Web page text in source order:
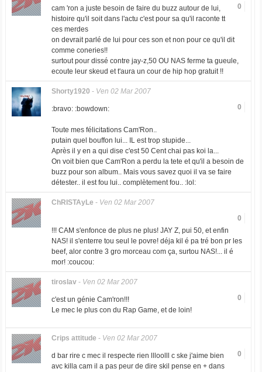
0
cam 'ron a juste besoin de faire du buzz autour de lui,
histoire qu'il soit dans l'actu c'est pour sa qu'il raconte tt
ces merdes
on devrait parlé de lui pour ces son et non pour ce qu'il dit
comme coneries!!
surtout pour dissé contre jay-z,50 OU NAS ferme ta gueule,
ecoute leur skeud et t'aura un cour de hip hop gratuit !!
Shorty1920 - Ven 02 Mar 2007
0
:bravo: :bowdown:
Toute mes félicitations Cam'Ron..
putain quel bouffon lui... IL est trop stupide...
Après il y en a qui dise c'est 50 Cent chai pas koi la...
On voit bien que Cam'Ron a perdu la tete et qu'il a besoin de
buzz pour son album.. Mais vous savez quoi il va se faire
détester.. il est fou lui.. complètement fou.. :lol:
ChRISTAyLe - Ven 02 Mar 2007
0
!!! CAM s'enfonce de plus ne plus! JAY Z, pui 50, et enfin
NAS! il s'enterre tou seul le povre! déja kil é pa tré bon pr les
beef, alor contre 3 gro morceau com ça, surtou NAS!... il é
mor! :coucou:
tiroslav- Ven 02 Mar 2007
0
c'est un génie Cam'ron!!!
Le mec le plus con du Rap Game, et de loin!
Crips attitude - Ven 02 Mar 2007
0
d bar rire c mec il respecte rien llloolll c ske j'aime bien
avc killa cam il a pas peur de dire skil pense en + dans